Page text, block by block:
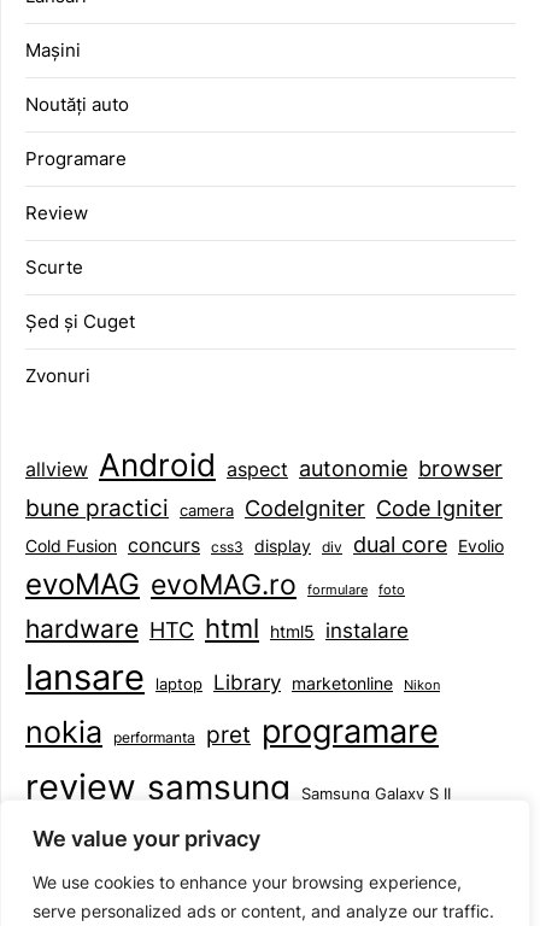
We value your privacy
We use cookies to enhance your browsing experience,
serve personalized ads or content, and analyze our traffic.
Mașini
Noutăți auto
Programare
Review
Scurte
Șed și Cuget
Zvonuri
allview Android aspect autonomie browser
bune practici camera CodeIgniter Code Igniter
Cold Fusion concurs css3 display div dual core Evolio
evoMAG evoMAG.ro formulare foto
hardware HTC html html5 instalare
lansare laptop Library marketonline Nikon
nokia performanta pret programare
review samsung Samsung Galaxy S II
smartphone specificatii standarde